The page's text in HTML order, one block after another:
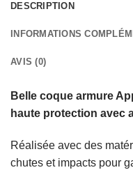
DESCRIPTION
INFORMATIONS
AVIS (0)
Belle coque armure
haute protection avec
Réalisée avec des
chutes et impacts pour